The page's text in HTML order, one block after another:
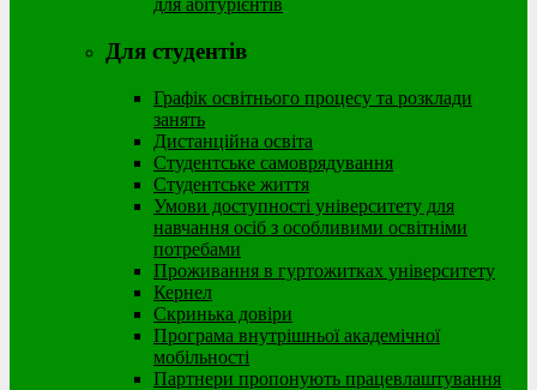
для абітурієнтів
Для студентів
Графік освітнього процесу та розклади
занять
Дистанційна освіта
Студентське самоврядування
Студентське життя
Умови доступності університету для
навчання осіб з особливими освітніми
потребами
Проживання в гуртожитках університету
Кернел
Скринька довіри
Програма внутрішньої академічної
мобільності
Партнери пропонують працевлаштування